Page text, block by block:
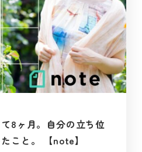
8ヶ月。自分の立ち位
こと。 【note】